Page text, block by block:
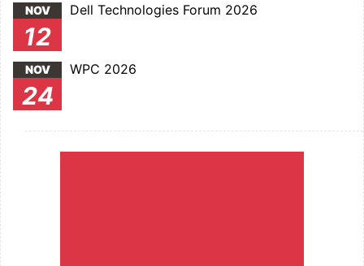
NOV
12
Dell Technologies Forum 2026
NOV
24
WPC 2026